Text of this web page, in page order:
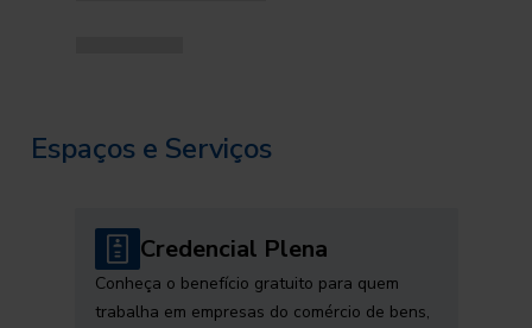
Espaços e Serviços
Credencial Plena
Conheça o benefício gratuito para quem
trabalha em empresas do comércio de bens,